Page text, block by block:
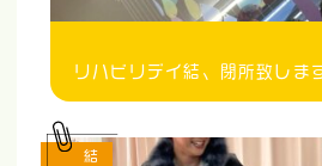
リハビリデイ結、閉所致しま
結